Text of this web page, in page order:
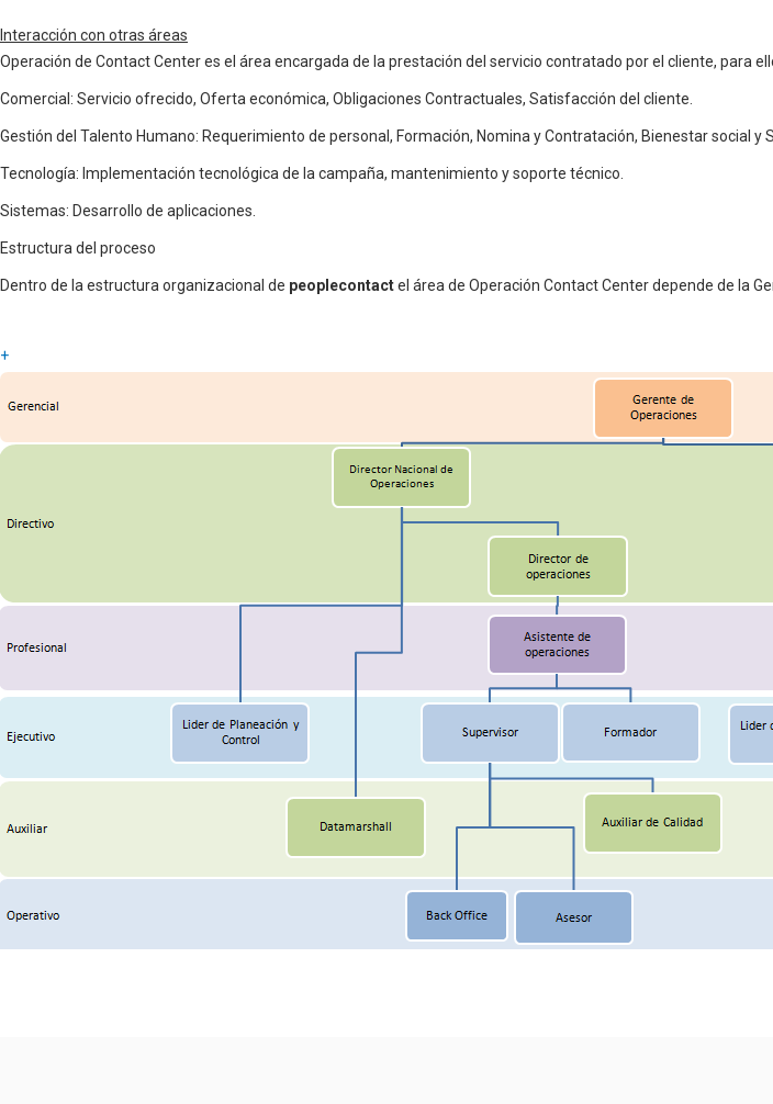
Interacción con otras áreas
Operación de Contact Center es el área encargada de la prestación del servicio contratado por el cliente, para
Comercial: Servicio ofrecido, Oferta económica, Obligaciones Contractuales, Satisfacción del cliente.
Gestión del Talento Humano: Requerimiento de personal, Formación, Nomina y Contratación, Bienestar social y
Tecnología: Implementación tecnológica de la campaña, mantenimiento y soporte técnico.
Sistemas: Desarrollo de aplicaciones.
Estructura del proceso
Dentro de la estructura organizacional de peoplecontactel área de Operación Contact Center depende de la
+